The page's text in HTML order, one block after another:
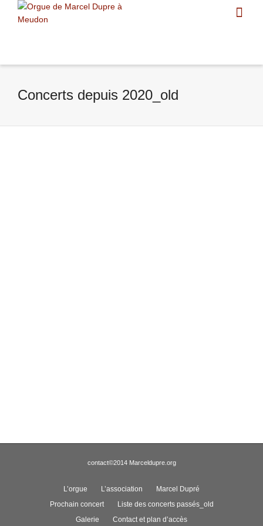
Concerts depuis 2020_old
contact©2014 Marceldupre.org
L’orgue L’association
Marcel Dupré
Prochain concert
Liste des concerts passés_old
Galerie
Contact et plan d’accès